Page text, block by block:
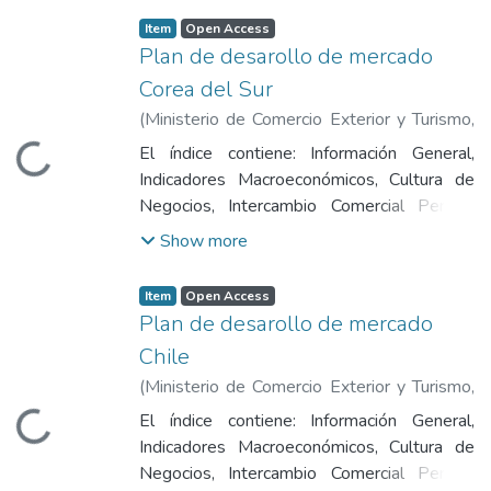
y Transporte de Mercaderías,Canales de
Comercialización, Tendencias del
Consumidor y Características del Mercado,
Priorización de Productos, Oportunidades
Comerciales para Productos Peruanos, Plan
de Acción, Principales Ferias en Portugal y
Fuentes de Información.
Item Open Access
Plan de desarollo de mercado
Corea del Sur
(Ministerio de Comercio Exterior y Turismo,
2016)Ministerio de Comercio Exterior y
Turismo
El índice contiene: Información General,
Indicadores Macroeconómicos, Cultura de
Negocios, Intercambio Comercial Perú -
Corea del Sur, Acuerdos Comerciales y
y Transporte de Mercaderías,Canales de
Comercialización, Tendencias del
Consumidor y Características del Mercado,
Priorización de Productos, Oportunidades
Comerciales para Productos Peruanos, Plan
de Acción, Principales Ferias en Corea del
Sur y Fuentes de Información.
Show more
Item Open Access
Plan de desarollo de mercado
Chile
(Ministerio de Comercio Exterior y Turismo,
2016)Ministerio de Comercio Exterior y
Turismo
El índice contiene: Información General,
Indicadores Macroeconómicos, Cultura de
Negocios, Intercambio Comercial Perú -